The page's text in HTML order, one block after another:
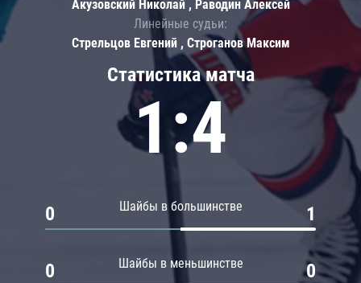
Статистика матча
1:4
Шайбы в большинстве
0 1
Шайбы в меньшинстве
0 0
Акузовский Николай , Раводин Алексей
Линейные судьи:
Стрельцов Евгений , Строганов Максим